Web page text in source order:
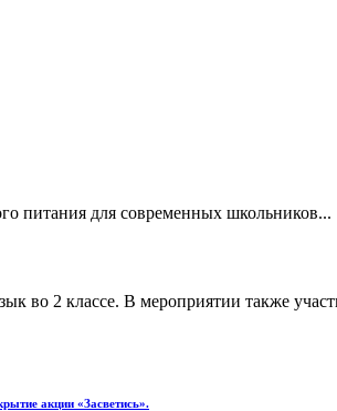
питания для современных школьников...
во 2 классе. В мероприятии также
акции «Засветись».